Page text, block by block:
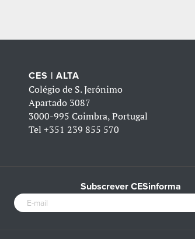
CES | ALTA
Colégio de S. Jerónimo
Apartado 3087
3000-995 Coimbra, Portugal
Tel+351 239 855 570
Subscrever CESinforma